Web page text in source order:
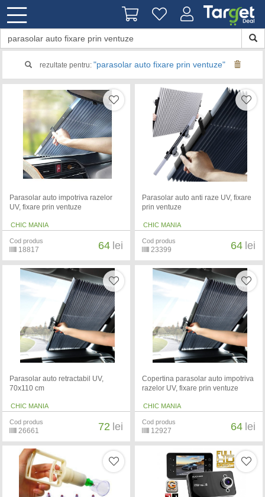
rezultate pentru: "parasolar auto fixare prin ventuze"
Parasolar auto impotriva razelor
UV, fixare prin ventuze
CHIC MANIA
Cod produs
18817 64 lei
Parasolar auto anti raze UV, fixare
prin ventuze
CHIC MANIA
Cod produs
23399 64 lei
Parasolar auto retractabil UV,
70x110 cm
CHIC MANIA
Cod produs
26661 72 lei
Copertina parasolar auto impotriva
razelor UV, fixare prin ventuze
CHIC MANIA
Cod produs
12927 64 lei